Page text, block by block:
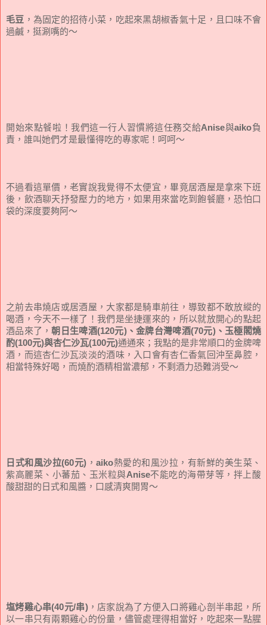
毛豆 ，為固定的招待小菜，吃起來黑胡椒香氣十足，且口味不會
過鹹，挺涮嘴的～
開始來點餐啦！我們這一行人習慣將這任務交給Anise與aiko負
責，誰叫她們才是最懂得吃的專家呢！呵呵～
不過看這單價，老實說我覺得不太便宜，畢竟居酒屋是拿來下班
後，飲酒聊天抒發壓力的地方，如果用來當吃到飽餐廳，恐怕口
袋的深度要夠阿～
之前去串燒店或居酒屋，大家都是騎車前往，導致都不敢放縱的
喝酒，今天不一樣了！我們是坐捷運來的，所以就放開心的點起
酒品來了，朝日生啤酒(120元)、金牌台灣啤酒(70元)、玉極閣燒
酌(100元)與杏仁沙瓦(100元)通通來；我點的是非常順口的金牌啤
酒，而這杏仁沙瓦淡淡的酒味，入口會有杏仁香氣回沖至鼻腔，
相當特殊好喝，而燒酌酒精相當濃郁，不剩酒力恐難消受～
日式和風沙拉(60元) ， aiko熱愛的和風沙拉，有新鮮的美生菜、
紫高麗菜、小蕃茄、玉米粒與Anise不能吃的海帶芽等，拌上酸
酸甜甜的日式和風醬，口感清爽開胃～
塩烤雞心串(40元/串)，店家說為了方便入口將雞心剖半串起，所
以一串只有兩顆雞心的份量，儘管處理得相當好，吃起來一點腥